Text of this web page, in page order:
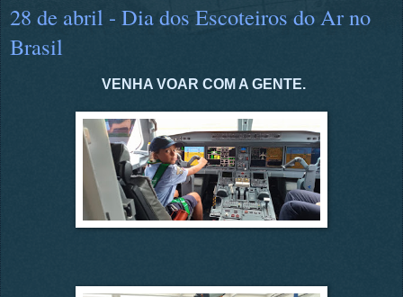
28 de abril - Dia dos Escoteiros do Ar no
Brasil
VENHA VOAR COM A GENTE.